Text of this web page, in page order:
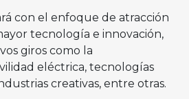
con el enfoque de atracción
tecnología e innovación,
giros como la
eléctrica, tecnologías
creativas, entre otras.